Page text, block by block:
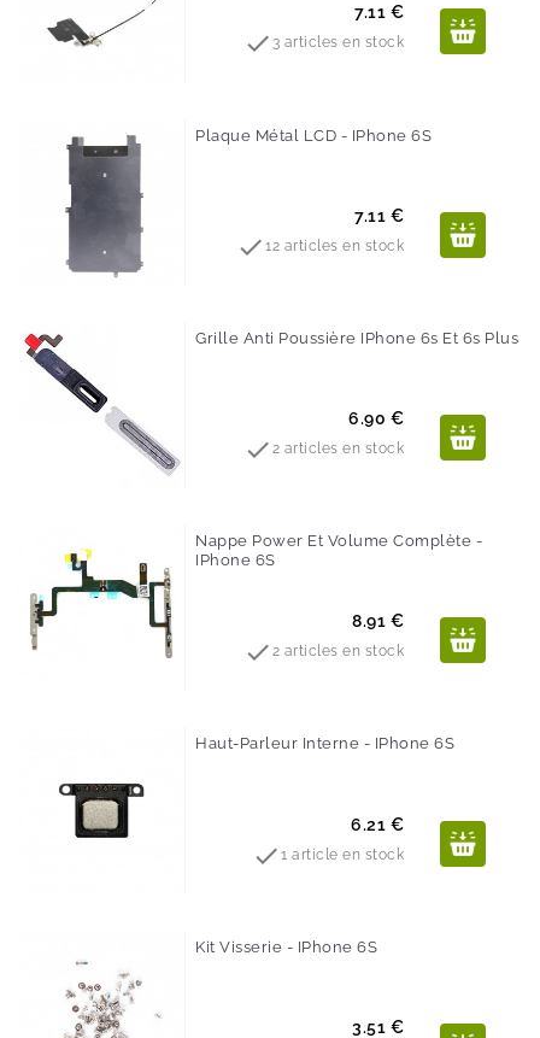
Prix
7.11 €
 3 articles en stock
Plaque Métal LCD - IPhone 6S
Prix
7.11 €
12 articles en stock
Grille Anti Poussière IPhone 6s Et 6s Plus
Prix
6.90 €
 2 articles en stock
Nappe Power Et Volume Complète -
IPhone 6S
Prix
8.91 €
 2 articles en stock
Haut-Parleur Interne - IPhone 6S
Prix
6.21 €
1 article en stock
Kit Visserie - IPhone 6S
Prix
3.51 €